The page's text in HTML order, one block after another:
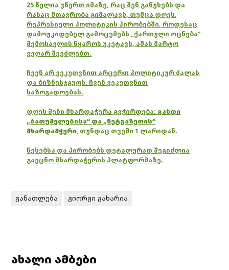
25 წელია ვწერთ იმაზე, რაც შენ გაწუხებს და
რასაც მთავრობა გიმალავს, თუმცა დღეს,
რეპრესიული პოლიტიკის პირობებში, როდესაც
დამოუკიდებელ გამოცემებს „ქართული ოცნება“
შემოსავლის წყაროს უკეტავს, ამას მარტო
ვეღარ შევძლებთ.
ჩვენ არ ვეკუთვნით არცერთ პოლიტიკურ ძალას
და ბიზნესჯგუფს. ჩვენ ვეკუთვნით
საზოგადოებას.
დღეს შენი მხარდაჭერა გვჭირდება: გახდი
„ბათუმელებისა“ და „ნეტგაზეთის“
მხარდამჭერი, თუნდაც თვეში 1 ლარიდან.
წესებსა და პირობებს დეტალურად შეგიძლია
გაეცნო მხარდაჭერის პლატფორმაზე.
განათლება გიორგი გახარია
ახალი ამბები